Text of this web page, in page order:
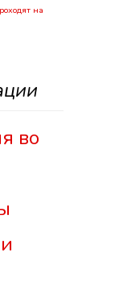
на
во